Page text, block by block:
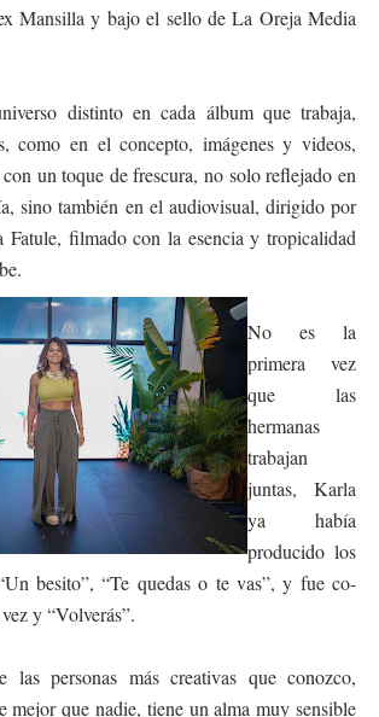
Mansilla y bajo el sello de La Oreja Media
distinto en cada álbum que trabaja,
como en el concepto, imágenes y videos,
un toque de frescura, no solo reflejado en
sino también en el audiovisual, dirigido por
Fatule, filmado con la esencia y tropicalidad
No es la
primera vez
que las
hermanas
trabajan
juntas, Karla
ya había
producido los
besito”, “Te quedas o te vas”, y fue co-
y “Volverás”.
las personas más creativas que conozco,
mejor que nadie, tiene un alma muy sensible